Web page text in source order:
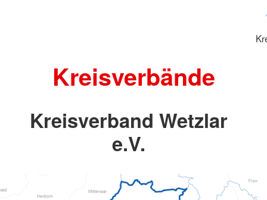
Kreisverbände
Kreisverband Wetzlar
e.V.